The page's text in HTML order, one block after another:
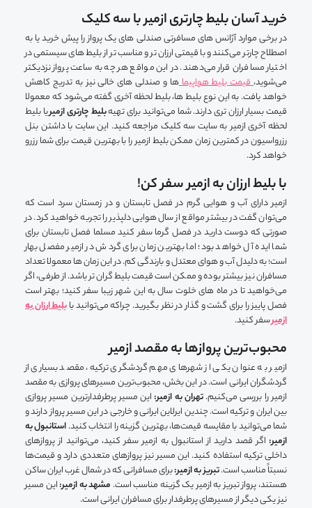
خرید آسان بلیط چارتری ازمیر با سه کلیک
در برخی موارد آژانس های مسافرتی صندلی های یک پرواز را پیش خرید یا به
اصطلاح چارتر می‌کنند و با قیمتی ارزان تر و مناسب تر از بلیط های سیستمی در
اختیار مسافران قرار می‌دهند. در این مواقع هر چه به ساعت پرواز نزدیکتر
می‌شوید،قیمت بلیط هواپیماها و صندلی های خالی نیز به تدریج کاهش
خواهد یافت. به این نوع بلیط ها، بلیط لحظه آخری گفته می‌شود که معمولا
قیمت بسیار ارزان تری دارند. شما می‌توانید برای تهیهبلیط چارتری ازمیریا بلیط
لحظه آخری ازمیر به سایت سه کلیک مراجعه کنید. این سایت با داشتن بنل
رزرواسیون در کمترین زمان ممکن بلیط ازمیر را با بهترین قیمت برای شما رزرو
خواهد کرد.
با بلیط ارزان به ازمیر سفر کن!
ازمیر دارای آب و هوایی گرم در فصل تابستان و در زمستان سرد است که
می‌توان گفت در بیشتر مواقع از سال هوایی دلپذیر را تجربه خواهید کرد. در
صورتی که دوست دارید در فصل گرما سفر کنید مسلما فصل تابستان برای
شما ایده آل خواهد بود؛ اما بهترین زمان برای گردش در ازمیر مفصل بهار
است؛ به دلیدل آب و هوای معتدل و بارندگی کم. در این زمان ها معمولا تعداد
مسافران نیز بیشتر بوده و ممکن است قیمت بلیط گران تر باشد. از طرفی، اگر
می‌خواهید تا در ماه های خلوت سال به این شهر زیبا سفر کنید؛ بهتر است
فصل پاییز را برای گشت و گذار در نظر بگیرید. چراکه می‌توانید بابلیط ارزان به
ازمیرسفر کنید.
محبوب‌ترین پروازها به مقصد ازمیر
ازمیر به عنوان یکی از شهرهای مهم گردشگری ترکیه، مقصد بسیاری از
گردشگران ایرانی است. در این بخش، محبوب‌ترین مسیرهای پروازی به مقصد
ازمیر را بررسی می‌کنیم.تهران به ازمیر: این مسیر پرطرفدارترین مسیر پروازی
بین ایران و ترکیه است. چندین ایرلاین ایرانی و خارجی در این مسیر پرواز دارند و
شما می‌توانید با مقایسه قیمت‌ها، بهترین گزینه را انتخاب کنید.استانبول به
ازمیر: اگر قصد دارید از استانبول به ازمیر سفر کنید، می‌توانید از پروازهای
داخلی ترکیه استفاده کنید. این مسیر نیز پروازهای متعددی دارد و قیمت‌ها
نسبتاً مناسب است.تبریز به ازمیر:برای مسافرانی که در شمال غرب ایران ساکن
هستند، پرواز تبریز به ازمیر یک گزینه مناسب است. مشهد به ازمیر:این مسیر
نیز یکی دیگر از مسیرهای پرطرفدار برای مسافران ایرانی است.